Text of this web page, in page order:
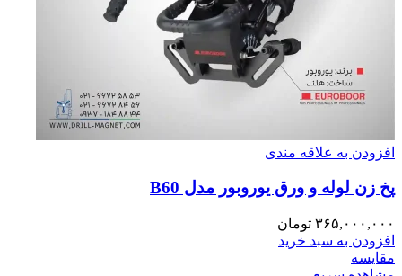
افزودن به علاقه مندی
پخ زن لوله و ورق یوروبور مدل B60
۳۶۵,۰۰۰,۰۰۰ تومان
افزودن به سبد خرید
مقایسه